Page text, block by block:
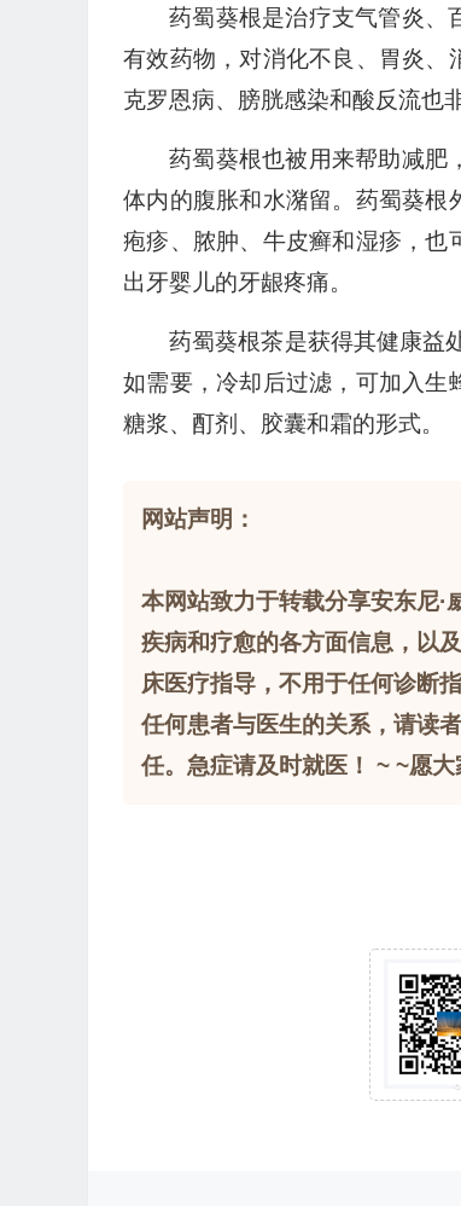
药蜀葵根是治疗支气管炎、
有效药物，对消化不良、胃炎、
克罗恩病、膀胱感染和酸反流也
药蜀葵根也被用来帮助减肥
体内的腹胀和水潴留。药蜀葵根
疱疹、脓肿、牛皮癣和湿疹，也
出牙婴儿的牙龈疼痛。
药蜀葵根茶是获得其健康益
如需要，冷却后过滤，可加入生
糖浆、酊剂、胶囊和霜的形式。
网站声明：
本网站致力于转载分享安东尼·
疾病和疗愈的各方面信息，以
床医疗指导，不用于任何诊断
任何患者与医生的关系，请读
任。急症请及时就医！ ~ ~愿大